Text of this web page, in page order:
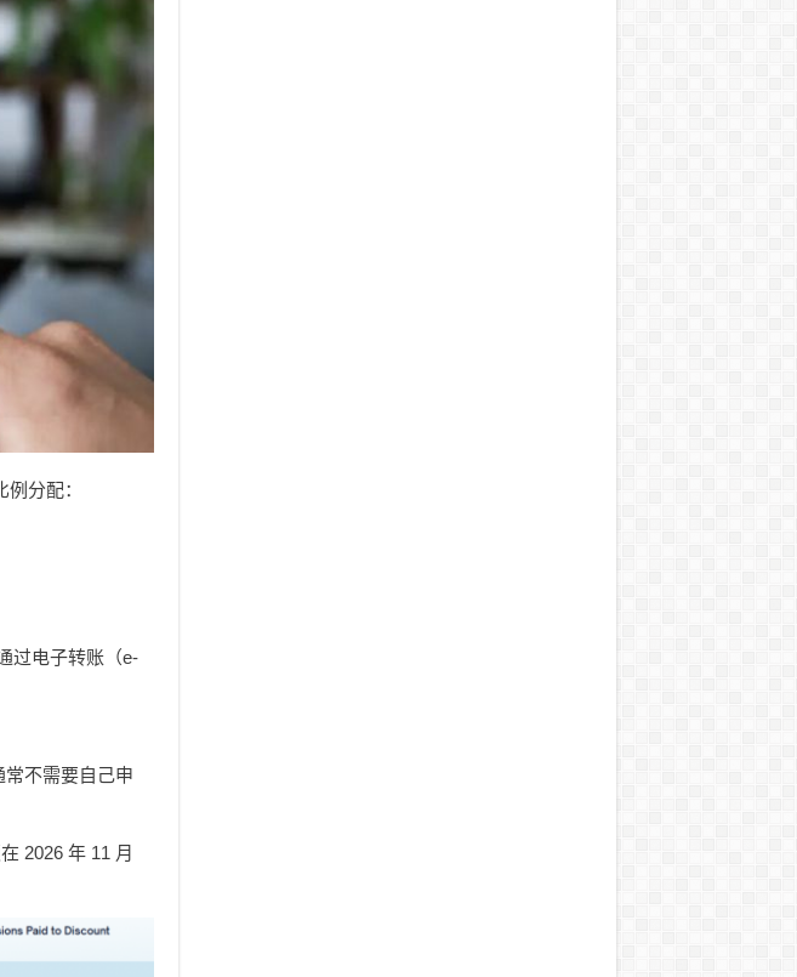
分配：
过电子转账（e-
不需要自己申
2026 年 11 月